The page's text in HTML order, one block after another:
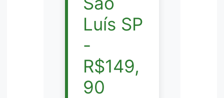
Luís SP
-
R$149,
90